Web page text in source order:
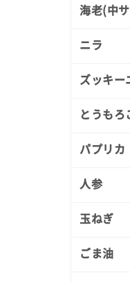
海老(中
ニラ
ズッキー
とうもろ
パプリカ
人参
玉ねぎ
ごま油